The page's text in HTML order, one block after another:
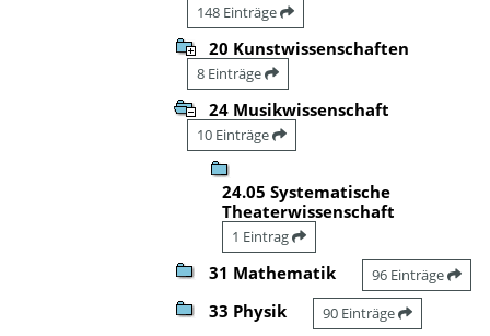
148 Einträge
20 Kunstwissenschaften
8 Einträge
24 Musikwissenschaft
10 Einträge
24.05 Systematische
Theaterwissenschaft
1 Eintrag
31 Mathematik 96 Einträge
33 Physik 90 Einträge